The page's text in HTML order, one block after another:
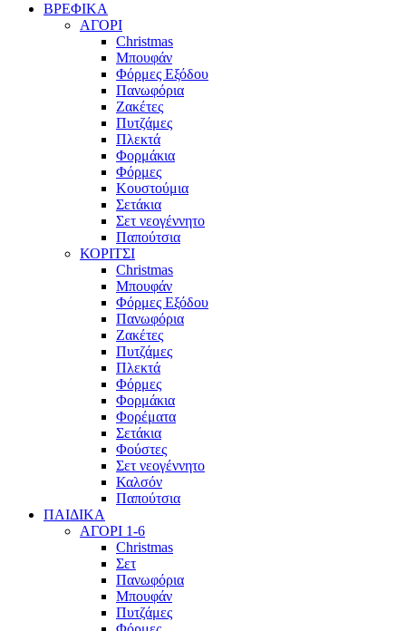
ΒΡΕΦΙΚΑ
ΑΓΟΡΙ
Christmas
Μπουφάν
Φόρμες Εξόδου
Πανωφόρια
Ζακέτες
Πυτζάμες
Πλεκτά
Φορμάκια
Φόρμες
Κουστούμια
Σετάκια
Σετ νεογέννητο
Παπούτσια
ΚΟΡΙΤΣΙ
Christmas
Μπουφάν
Φόρμες Εξόδου
Πανωφόρια
Ζακέτες
Πυτζάμες
Πλεκτά
Φόρμες
Φορμάκια
Φορέματα
Σετάκια
Φούστες
Σετ νεογέννητο
Καλσόν
Παπούτσια
ΠΑΙΔΙΚΑ
ΑΓΟΡΙ 1-6
Christmas
Σετ
Πανωφόρια
Μπουφάν
Πυτζάμες